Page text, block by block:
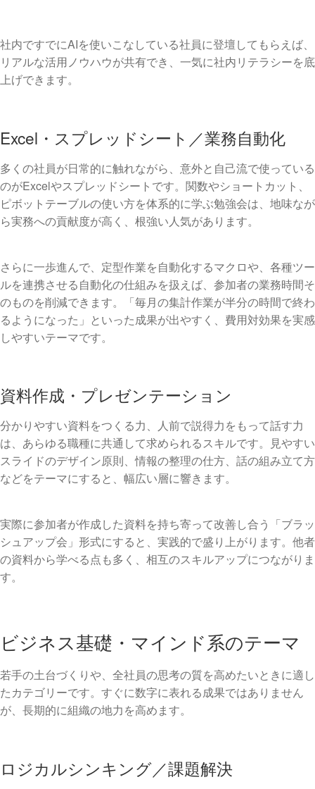
社内ですでにAIを使いこなしている社員に登壇してもらえば、
リアルな活用ノウハウが共有でき、一気に社内リテラシーを底
上げできます。
Excel・スプレッドシート／業務自動化
多くの社員が日常的に触れながら、意外と自己流で使っている
のがExcelやスプレッドシートです。関数やショートカット、
ピボットテーブルの使い方を体系的に学ぶ勉強会は、地味なが
ら実務への貢献度が高く、根強い人気があります。
さらに一歩進んで、定型作業を自動化するマクロや、各種ツー
ルを連携させる自動化の仕組みを扱えば、参加者の業務時間そ
のものを削減できます。「毎月の集計作業が半分の時間で終わ
るようになった」といった成果が出やすく、費用対効果を実感
しやすいテーマです。
資料作成・プレゼンテーション
分かりやすい資料をつくる力、人前で説得力をもって話す力
は、あらゆる職種に共通して求められるスキルです。見やすい
スライドのデザイン原則、情報の整理の仕方、話の組み立て方
などをテーマにすると、幅広い層に響きます。
実際に参加者が作成した資料を持ち寄って改善し合う「ブラッ
シュアップ会」形式にすると、実践的で盛り上がります。他者
の資料から学べる点も多く、相互のスキルアップにつながりま
す。
ビジネス基礎・マインド系のテーマ
若手の土台づくりや、全社員の思考の質を高めたいときに適し
たカテゴリーです。すぐに数字に表れる成果ではありません
が、長期的に組織の地力を高めます。
ロジカルシンキング／課題解決